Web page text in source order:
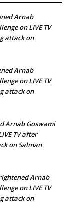
Arnab
on LIVE TV
attack on
Arnab
on LIVE TV
attack on
Arnab Goswami
TV after
on Salman
Arnab
on LIVE TV
attack on